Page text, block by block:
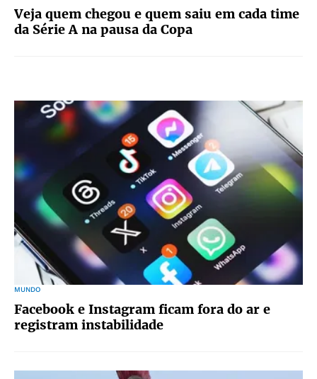
Veja quem chegou e quem saiu em cada time
da Série A na pausa da Copa
MUNDO
Facebook e Instagram ficam fora do ar e
registram instabilidade